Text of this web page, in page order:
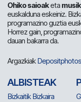
Ohiko saioaketa
euskalduna eskeiniz.
programazino guztia
Horrez gain,
dauan bakarra da.
ArgazkiakDepositphotos
ALBISTEAK
Bizkaitik Bizkaira